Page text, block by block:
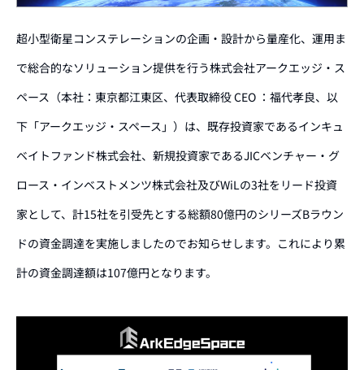
超小型衛星コンステレーションの企画・設計から量産化、運用ま
で総合的なソリューション提供を行う株式会社アークエッジ・ス
ペース（本社：東京都江東区、代表取締役 CEO ：福代孝良、以
下「アークエッジ・スペース」）は、既存投資家であるインキュ
ベイトファンド株式会社、新規投資家であるJICベンチャー・グ
ロース・インベストメンツ株式会社及びWiLの3社をリード投資
家として、計15社を引受先とする総額80億円のシリーズBラウン
ドの資金調達を実施しましたのでお知らせします。これにより累
計の資金調達額は107億円となります。